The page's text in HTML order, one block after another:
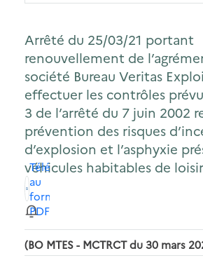
Arrêté du 25/03/21 portant
renouvellement de
société Bureau Veritas
effectuer les contrôles
3 de l’arrêté du 7 juin 2002
prévention des risques
d’explosion et l’asphyxie
véhicules habitables de
Télécharger
au
format
PDF
(BO MTES - MCTRCT du 30 mars